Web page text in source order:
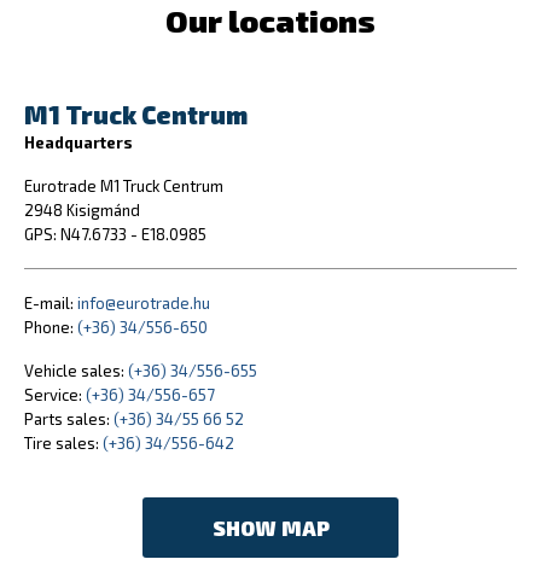
Our locations
M1 Truck Centrum
Headquarters
Eurotrade M1 Truck Centrum
2948 Kisigmánd
GPS: N47.6733 - E18.0985
E-mail: info@eurotrade.hu
Phone: (+36) 34/556-650
Vehicle sales: (+36) 34/556-655
Service: (+36) 34/556-657
Parts sales: (+36) 34/55 66 52
Tire sales: (+36) 34/556-642
SHOW MAP